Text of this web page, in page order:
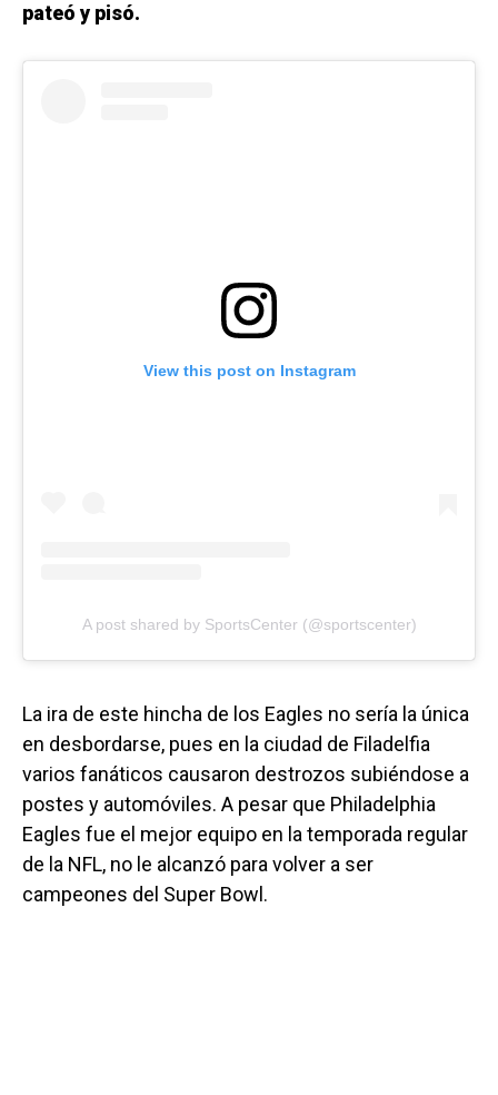
pateó y pisó.
View this post on Instagram
A post shared by SportsCenter (@sportscenter)
La ira de este hincha de los Eagles no sería la única
en desbordarse, pues en la ciudad de Filadelfia
varios fanáticos causaron destrozos subiéndose a
postes y automóviles. A pesar que Philadelphia
Eagles fue el mejor equipo en la temporada regular
de la NFL, no le alcanzó para volver a ser
campeones del Super Bowl.